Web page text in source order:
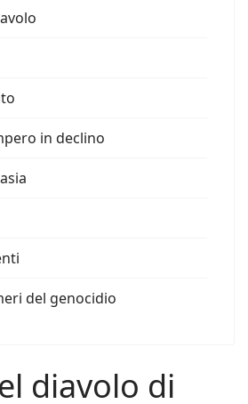
in declino
del genocidio
diavolo di